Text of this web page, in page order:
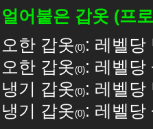
얼어붙은 갑옷 (프
오한 갑옷 0 : 레벨당
오한 갑옷 0 : 레벨당
냉기 갑옷 0 : 레벨당
냉기 갑옷 0 : 레벨당